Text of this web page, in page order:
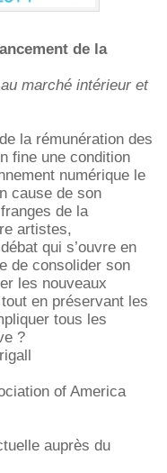
de la
marché intérieur et
la rémunération des
fine une condition
numérique le
cause de son
de la
artistes,
qui s’ouvre en
de consolider son
les nouveaux
en préservant les
tous les
?
of America
auprès du